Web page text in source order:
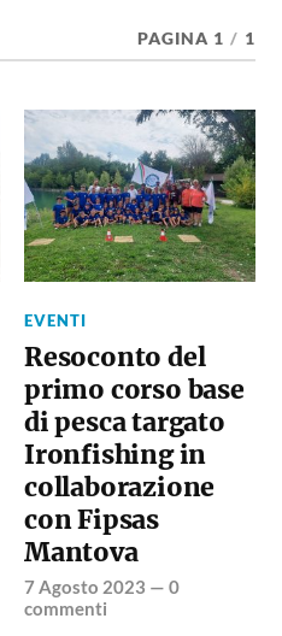
PAGINA 1 / 1
EVENTI
Resoconto del
primo corso base
di pesca targato
Ironfishing in
collaborazione
con Fipsas
Mantova
7 Agosto 2023 —0
commenti